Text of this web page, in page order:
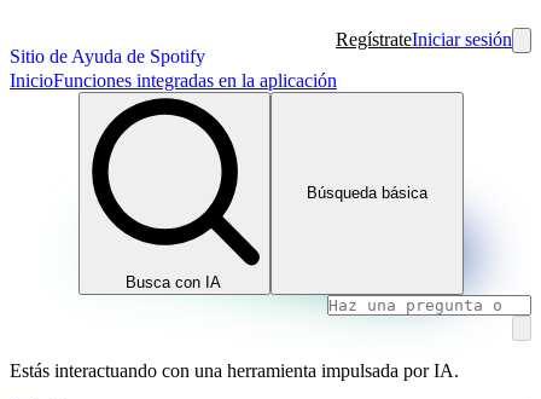
Sitio de Ayuda de Spotify
RegístrateIniciar sesión
InicioFunciones integradas en la aplicación
Busca con IA
Búsqueda básica
Estás interactuando con una herramienta impulsada por IA.